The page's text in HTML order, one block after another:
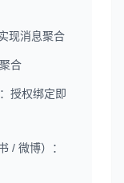
现消息聚合
合
授权绑定即
/ 微博）：